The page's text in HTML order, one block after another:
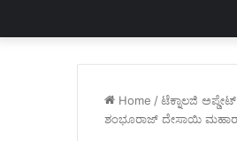
Home /ಟೆಕ್ನಾಲಜಿ ಅಪ್ಡೇಟ್
ಶಂಭೂರಾಜ್ ದೇಸಾಯಿ